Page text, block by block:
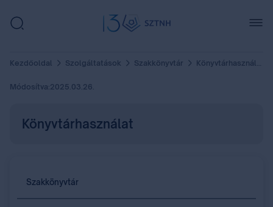
Kezdőoldal Szolgáltatások Szakkönyvtár Könyvtárhasználat
Módosítva:2025.03.26.
Könyvtárhasználat
Szakkönyvtár